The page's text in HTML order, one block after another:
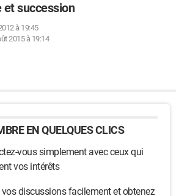
et succession
à 19:45
2015 à 19:14
EN QUELQUES CLICS
vous simplement avec ceux qui
vos intérêts
discussions facilement et obtenez